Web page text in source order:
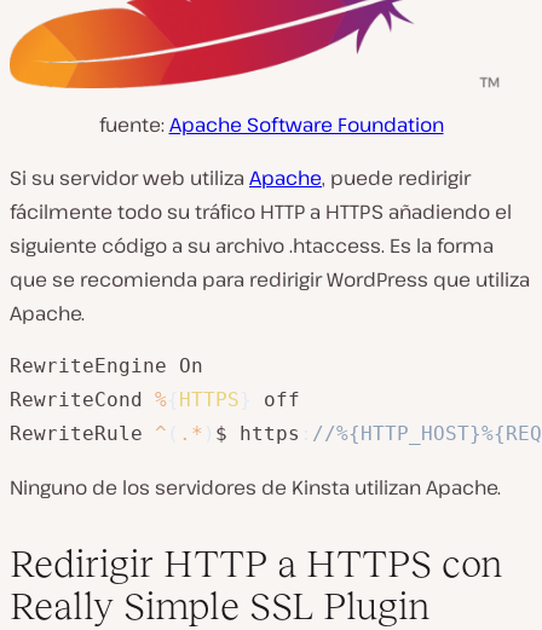
fuente: Apache Software Foundation
Si su servidor web utiliza Apache, puede redirigir
fácilmente todo su tráfico HTTP a HTTPS añadiendo el
siguiente código a su archivo .htaccess. Es la forma
que se recomienda para redirigir WordPress que utiliza
Apache.
RewriteEngine On
RewriteCond % HTTPS
off
RewriteRule ^ . * $ https //
Ninguno de los servidores de Kinsta utilizan Apache.
Redirigir HTTP a HTTPS con
Really Simple SSL Plugin